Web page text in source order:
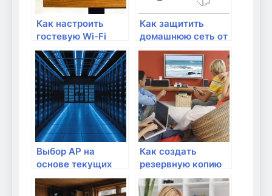
Как настроить
гостевую Wi-Fi
сеть для домашних
гостей?
Как защитить
домашнюю сеть от
взлома
Выбор AP на
основе текущих
пользователей
Как создать
резервную копию
данных в
домашней сети?